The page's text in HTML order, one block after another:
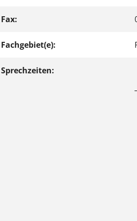
Fax:
Fachgebiet(e):
Sprechzeiten: